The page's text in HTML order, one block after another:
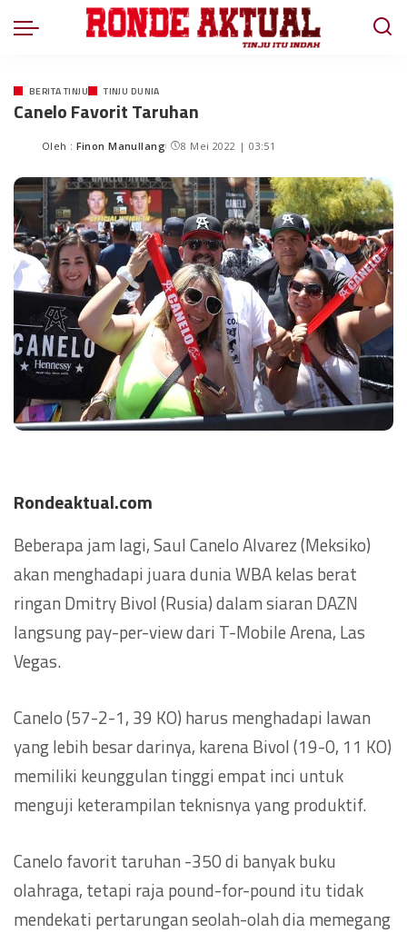
BERITA TINJU TINJU DUNIA
Canelo Favorit Taruhan
Oleh : Finon Manullang 8 Mei 2022 | 03:51
Rondeaktual.com
Beberapa jam lagi, Saul Canelo Alvarez (Meksiko)
akan menghadapi juara dunia WBA kelas berat
ringan Dmitry Bivol (Rusia) dalam siaran DAZN
langsung pay-per-view dari T-Mobile Arena, Las
Vegas.
Canelo (57-2-1, 39 KO) harus menghadapi lawan
yang lebih besar darinya, karena Bivol (19-0, 11 KO)
memiliki keunggulan tinggi empat inci untuk
menguji keterampilan teknisnya yang produktif.
Canelo favorit taruhan -350 di banyak buku
olahraga, tetapi raja pound-for-pound itu tidak
mendekati pertarungan seolah-olah dia memegang